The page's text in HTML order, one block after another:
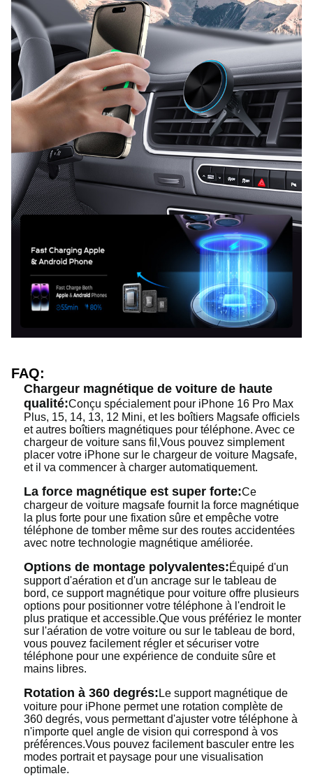
FAQ:
Chargeur magnétique de voiture de haute
qualité:Conçu spécialement pour iPhone 16 Pro Max
Plus, 15, 14, 13, 12 Mini, et les boîtiers Magsafe officiels
et autres boîtiers magnétiques pour téléphone. Avec ce
chargeur de voiture sans fil,Vous pouvez simplement
placer votre iPhone sur le chargeur de voiture Magsafe,
et il va commencer à charger automatiquement.
La force magnétique est super forte:Ce
chargeur de voiture magsafe fournit la force magnétique
la plus forte pour une fixation sûre et empêche votre
téléphone de tomber même sur des routes accidentées
avec notre technologie magnétique améliorée.
Options de montage polyvalentes:Équipé d'un
support d'aération et d'un ancrage sur le tableau de
bord, ce support magnétique pour voiture offre plusieurs
options pour positionner votre téléphone à l'endroit le
plus pratique et accessible.Que vous préfériez le monter
sur l'aération de votre voiture ou sur le tableau de bord,
vous pouvez facilement régler et sécuriser votre
téléphone pour une expérience de conduite sûre et
mains libres.
Rotation à 360 degrés: Le support magnétique de
voiture pour iPhone permet une rotation complète de
360 degrés, vous permettant d'ajuster votre téléphone à
n'importe quel angle de vision qui correspond à vos
préférences.Vous pouvez facilement basculer entre les
modes portrait et paysage pour une visualisation
optimale.